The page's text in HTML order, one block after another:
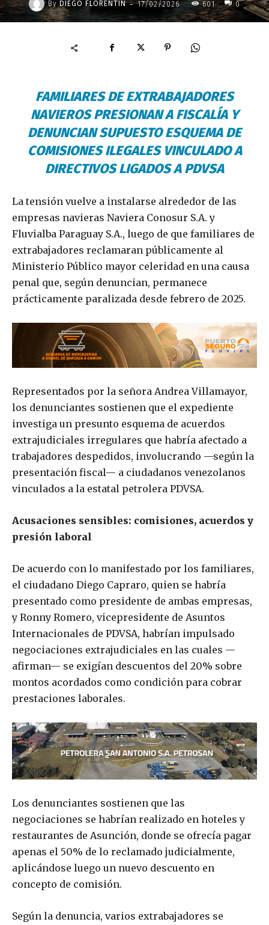
By DIEGO FLORENTIN - 17/02/2026 601 0
FAMILIARES DE EXTRABAJADORES
NAVIEROS PRESIONAN A FISCALÍA Y
DENUNCIAN SUPUESTO ESQUEMA DE
COMISIONES ILEGALES VINCULADO A
DIRECTIVOS LIGADOS A PDVSA
La tensión vuelve a instalarse alrededor de las
empresas navieras Naviera Conosur S.A. y
Fluvialba Paraguay S.A., luego de que familiares de
extrabajadores reclamaran públicamente al
Ministerio Público mayor celeridad en una causa
penal que, según denuncian, permanece
prácticamente paralizada desde febrero de 2025.
Representados por la señora Andrea Villamayor,
los denunciantes sostienen que el expediente
investiga un presunto esquema de acuerdos
extrajudiciales irregulares que habría afectado a
trabajadores despedidos, involucrando —según la
presentación fiscal— a ciudadanos venezolanos
vinculados a la estatal petrolera PDVSA.
Acusaciones sensibles: comisiones, acuerdos y
presión laboral
De acuerdo con lo manifestado por los familiares,
el ciudadano Diego Capraro, quien se habría
presentado como presidente de ambas empresas,
y Ronny Romero, vicepresidente de Asuntos
Internacionales de PDVSA, habrían impulsado
negociaciones extrajudiciales en las cuales —
afirman— se exigían descuentos del 20% sobre
montos acordados como condición para cobrar
prestaciones laborales.
Los denunciantes sostienen que las
negociaciones se habrían realizado en hoteles y
restaurantes de Asunción, donde se ofrecía pagar
apenas el 50% de lo reclamado judicialmente,
aplicándose luego un nuevo descuento en
concepto de comisión.
Según la denuncia, varios extrabajadores se